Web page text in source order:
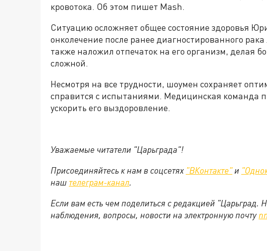
кровотока. Об этом пишет Mash.
Ситуацию осложняет общее состояние здоровья
онколечение после ранее диагностированного
также наложил отпечаток на его организм, делая
сложной.
Несмотря на все трудности, шоумен сохраняет
справится с испытаниями. Медицинская команда
ускорить его выздоровление.
Уважаемые читатели "Царьграда"!
Присоединяйтесь к нам в соцсетях "ВКонтакте"и
наш телеграм-канал.
Если вам есть чем поделиться с редакцией
наблюдения, вопросы, новости на электронную почту